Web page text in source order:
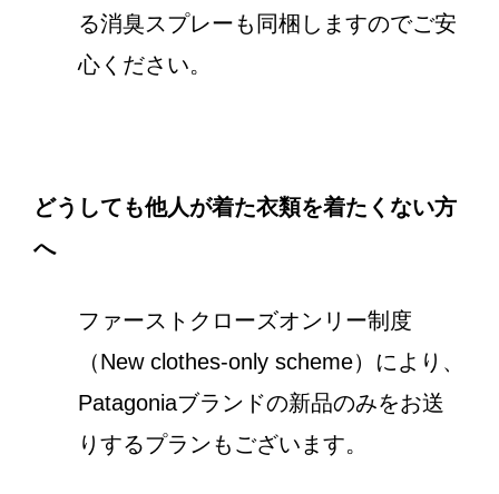
る消臭スプレーも同梱しますのでご安
心ください。
どうしても他人が着た衣類を着たくない方
へ
ファーストクローズオンリー制度
（New clothes-only scheme）により、
Patagoniaブランドの新品のみをお送
りするプランもございます。